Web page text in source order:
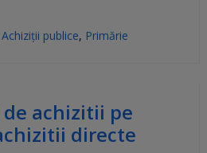
Achiziții publice, Primărie
achizitii pe
directe